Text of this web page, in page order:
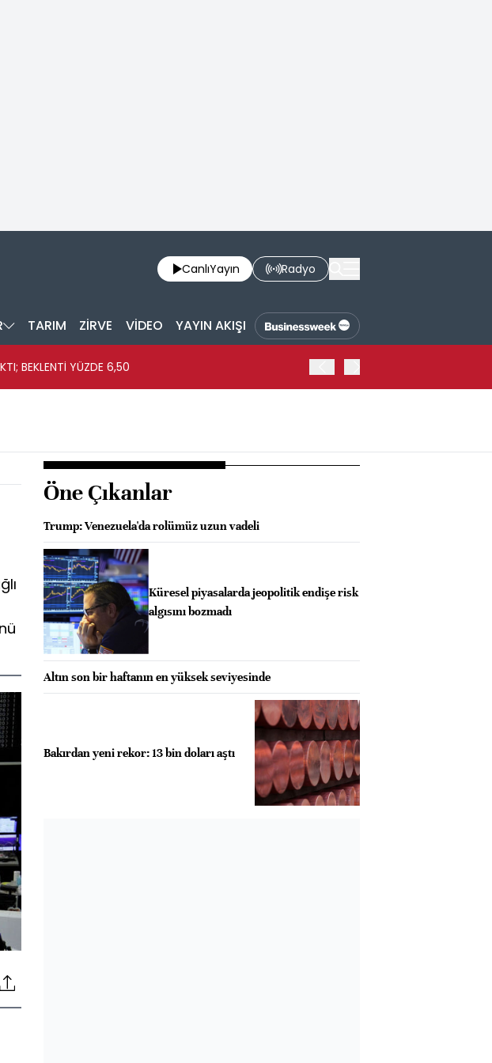
CanlıYayın Radyo
TARIM ZİRVE VİDEO YAYIN AKIŞI
BEKLENTİ YÜZDE 6,50
Öne Çıkanlar
Trump: Venezuela'da rolümüz uzun vadeli
Küresel piyasalarda jeopolitik endişe risk
algısını bozmadı
Altın son bir haftanın en yüksek seviyesinde
Bakırdan yeni rekor: 13 bin doları aştı